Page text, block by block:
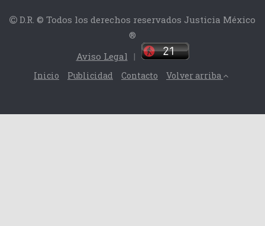
D.R. © Todos los derechos reservados Justicia México
®
Aviso Legal |
Inicio Publicidad Contacto Volver arriba